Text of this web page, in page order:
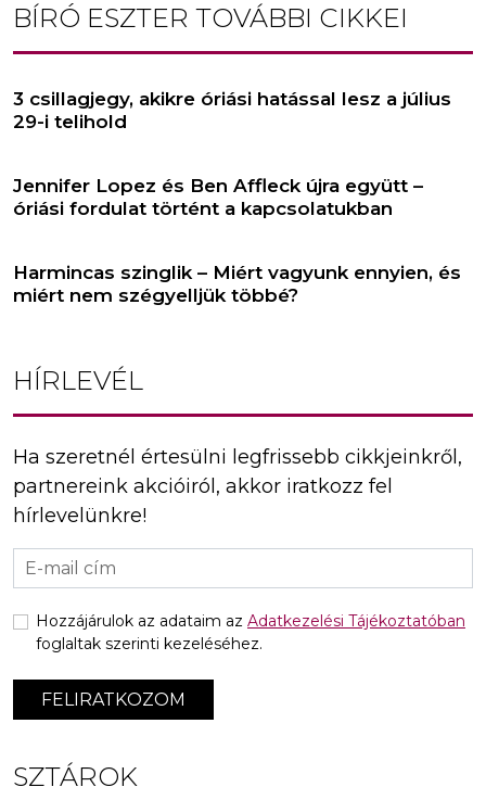
BÍRÓ ESZTER TOVÁBBI CIKKEI
3 csillagjegy, akikre óriási hatással lesz a július
29-i telihold
Jennifer Lopez és Ben Affleck újra együtt –
óriási fordulat történt a kapcsolatukban
Harmincas szinglik – Miért vagyunk ennyien, és
miért nem szégyelljük többé?
HÍRLEVÉL
Ha szeretnél értesülni legfrissebb cikkjeinkről,
partnereink akcióiról, akkor iratkozz fel
hírlevelünkre!
FELIRATKOZOM
Hozzájárulok az adataim az Adatkezelési Tájékoztatóban
foglaltak szerinti kezeléséhez.
SZTÁROK